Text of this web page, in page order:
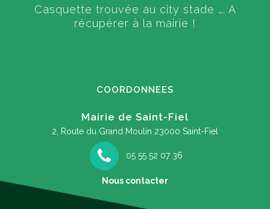
Casquette trouvée au city stade …. A
récupérer à la mairie !
COORDONNEES
Mairie de Saint-Fiel
2, Route du Grand Moulin 23000 Saint-Fiel
05 55 52 07 36
Nous contacter